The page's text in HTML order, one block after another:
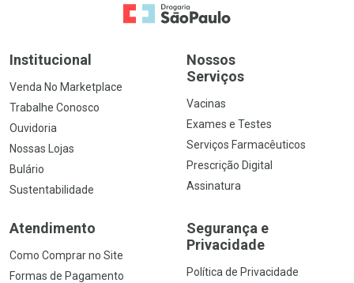
Ir para a Home
Institucional
Venda No Marketplace
Trabalhe Conosco
Ouvidoria
Nossas Lojas
Bulário
Sustentabilidade
Nossos
Serviços
Vacinas
Exames e Testes
Serviços Farmacêuticos
Prescrição Digital
Assinatura
Atendimento
Como Comprar no Site
Formas de Pagamento
Segurança e
Privacidade
Política de Privacidade